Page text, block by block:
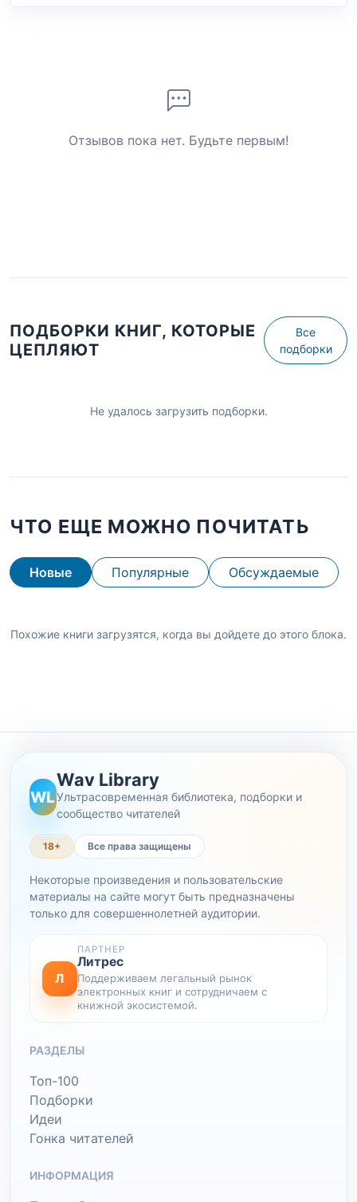
Отзывов пока нет. Будьте первым!
ПОДБОРКИ КНИГ, КОТОРЫЕ
ЦЕПЛЯЮТ
Все
подборки
Не удалось загрузить подборки.
ЧТО ЕЩЕ МОЖНО ПОЧИТАТЬ
Новые Популярные Обсуждаемые
Похожие книги загрузятся, когда вы дойдете до этого блока.
WL
Wav Library
Ультрасовременная библиотека, подборки и
сообщество читателей
18+ Все права защищены
Некоторые произведения и пользовательские
материалы на сайте могут быть предназначены
только для совершеннолетней аудитории.
Л
ПАРТНЕР
Литрес
Поддерживаем легальный рынок
электронных книг и сотрудничаем с
книжной экосистемой.
РАЗДЕЛЫ
Топ-100
Подборки
Идеи
Гонка читателей
ИНФОРМАЦИЯ